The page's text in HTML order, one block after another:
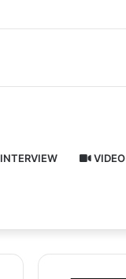
INTERVIEW VIDEO